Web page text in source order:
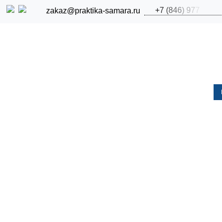
zakaz@praktika-samara.ru +7 (846) 977